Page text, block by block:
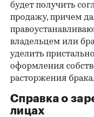
будет получить
продажу, причем
владельцем или
уделить
оформления
расторжения брака.
Справка о
лицах